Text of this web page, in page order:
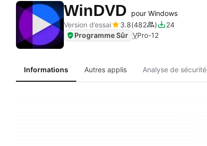
WinDVD
pour Windows
Version d’essai
3.8 482
24
Programme Sûr VPro-12
Informations Autres applis Analyse de sécurité